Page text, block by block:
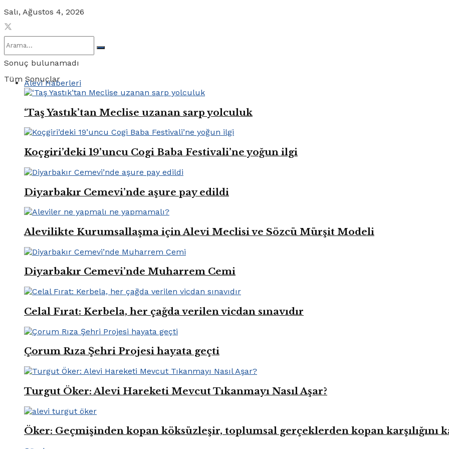
Salı, Ağustos 4, 2026
Sonuç bulunamadı
Tüm Sonuçlar
Alevi Haberleri
‘Taş Yastık’tan Meclise uzanan sarp yolculuk
Koçgiri’deki 19’uncu Cogi Baba Festivali’ne yoğun ilgi
Diyarbakır Cemevi’nde aşure pay edildi
Alevilikte Kurumsallaşma için Alevi Meclisi ve Sözcü Mürşit Modeli
Diyarbakır Cemevi’nde Muharrem Cemi
Celal Fırat: Kerbela, her çağda verilen vicdan sınavıdır
Çorum Rıza Şehri Projesi hayata geçti
Turgut Öker: Alevi Hareketi Mevcut Tıkanmayı Nasıl Aşar?
Öker: Geçmişinden kopan köksüzleşir, toplumsal gerçeklerden kopan karşılığını